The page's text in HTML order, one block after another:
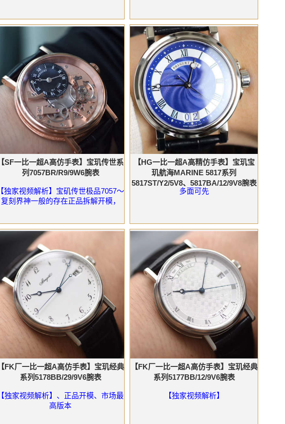
【SF一比一超A高仿手表】宝玑传世系
列7057BR/R9/9W6腕表
【独家视频解析】宝矶传世极品7057～
复刻界神一般的存在正品拆解开模，
【HG一比一超A高精仿手表】宝玑宝
玑航海MARINE 5817系列
5817ST/Y2/5V8、5817BA/12/9V8腕表
多面可先
【FK厂一比一超A高仿手表】宝玑经典
系列5178BB/29/9V6腕表
【独家视频解析】、正品开模、市场最
高版本
【FK厂一比一超A高仿手表】宝玑经典
系列5177BB/12/9V6腕表
【独家视频解析】